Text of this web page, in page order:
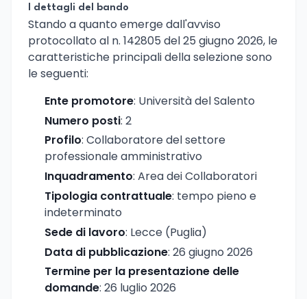
I dettagli del bando
Stando a quanto emerge dall'avviso
protocollato al n. 142805 del 25 giugno 2026, le
caratteristiche principali della selezione sono
le seguenti:
Ente promotore: Università del Salento
Numero posti: 2
Profilo: Collaboratore del settore
professionale amministrativo
Inquadramento: Area dei Collaboratori
Tipologia contrattuale: tempo pieno e
indeterminato
Sede di lavoro: Lecce (Puglia)
Data di pubblicazione: 26 giugno 2026
Termine per la presentazione delle
domande: 26 luglio 2026